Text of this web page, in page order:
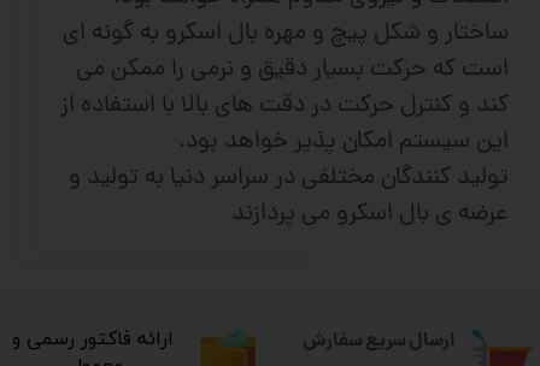
ساختار و شکل پیچ و مهره بال اسکرو به گونه ای
است که حرکت بسیار دقیق و نرمی را ممکن می
کند و کنترل حرکت در دقت های بالا با استفاده از
این سیستم امکان پذیر خواهد بود.
تولید کنندگان مختلفی در سراسر دنیا به تولید و
عرضه ی بال اسکرو می پردازند
ارسال سریع سفارش
​ارائه فاکتور رسمی و